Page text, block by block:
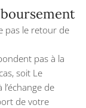
pas le retour de
pas à la
soit Le
de
de votre